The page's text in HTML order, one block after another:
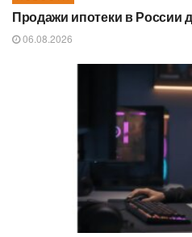
Продажи ипотеки в России
06.08.2026